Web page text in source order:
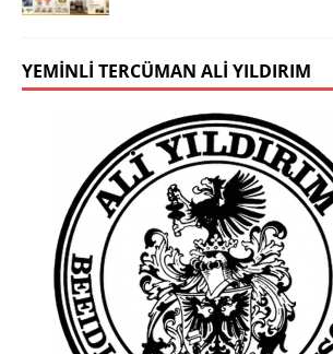
YEMINLI TERCÜMAN ALI YILDIRIM